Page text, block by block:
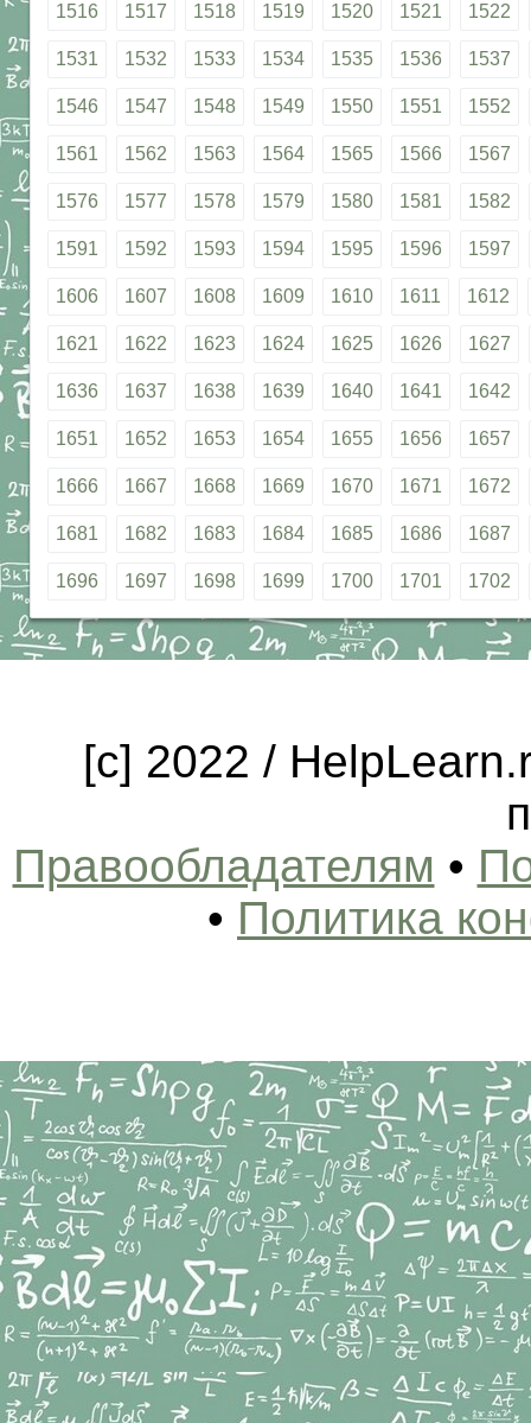
1516 1517 1518 1519 1520 1521 1522
1531 1532 1533 1534 1535 1536 1537
1546 1547 1548 1549 1550 1551 1552
1561 1562 1563 1564 1565 1566 1567
1576 1577 1578 1579 1580 1581 1582
1591 1592 1593 1594 1595 1596 1597
1606 1607 1608 1609 1610 1611 1612
1621 1622 1623 1624 1625 1626 1627
1636 1637 1638 1639 1640 1641 1642
1651 1652 1653 1654 1655 1656 1657
1666 1667 1668 1669 1670 1671 1672
1681 1682 1683 1684 1685 1686 1687
1696 1697 1698 1699 1700 1701 1702
[c] 2022 /
Правообладателям •
• Политика